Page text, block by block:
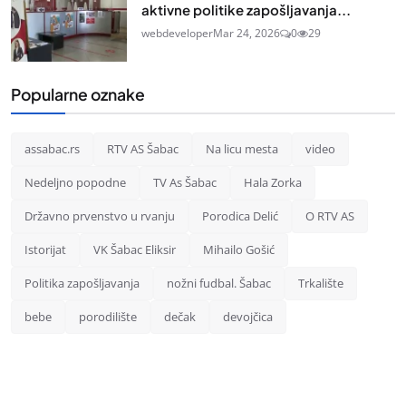
aktivne politike zapošljavanja...
webdeveloperMar 24, 2026 0 29
Popularne oznake
assabac.rs RTV AS Šabac Na licu mesta video
Nedeljno popodne TV As Šabac Hala Zorka
Državno prvenstvo u rvanju Porodica Delić O RTV AS
Istorijat VK Šabac Eliksir Mihailo Gošić
Politika zapošljavanja nožni fudbal. Šabac Trkalište
bebe porodilište dečak devojčica